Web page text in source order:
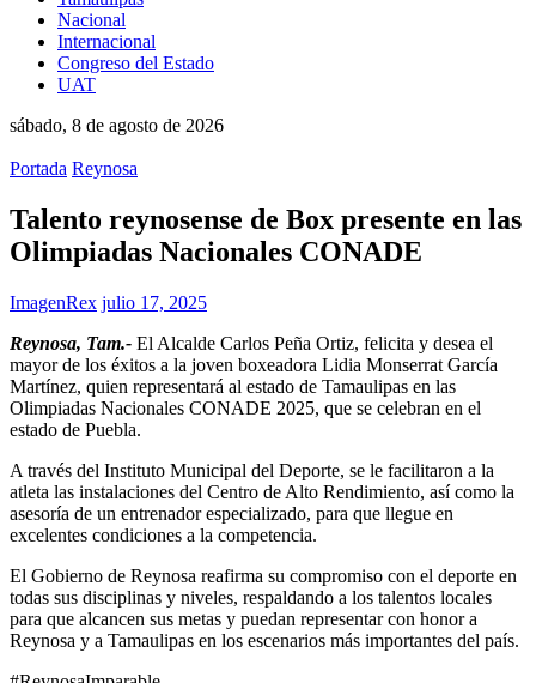
Nacional
Internacional
Congreso del Estado
UAT
sábado, 8 de agosto de 2026
Portada Reynosa
Talento reynosense de Box presente en las
Olimpiadas Nacionales CONADE
ImagenRex julio 17, 2025
Reynosa, Tam.- El Alcalde Carlos Peña Ortiz, felicita y desea el
mayor de los éxitos a la joven boxeadora Lidia Monserrat García
Martínez, quien representará al estado de Tamaulipas en las
Olimpiadas Nacionales CONADE 2025, que se celebran en el
estado de Puebla.
A través del Instituto Municipal del Deporte, se le facilitaron a la
atleta las instalaciones del Centro de Alto Rendimiento, así como la
asesoría de un entrenador especializado, para que llegue en
excelentes condiciones a la competencia.
El Gobierno de Reynosa reafirma su compromiso con el deporte en
todas sus disciplinas y niveles, respaldando a los talentos locales
para que alcancen sus metas y puedan representar con honor a
Reynosa y a Tamaulipas en los escenarios más importantes del país.